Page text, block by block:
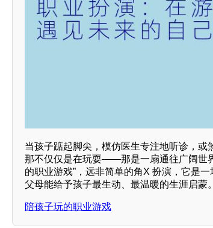
当孩子踮起脚尖，模仿医生专注地听诊，或
那不仅仅是在玩耍——那是一扇通往广阔世
的职业游戏”，远非简单的角X 扮演，它是
父母能给予孩子最生动、最温暖的生涯启蒙。
陪孩子玩的职业游戏